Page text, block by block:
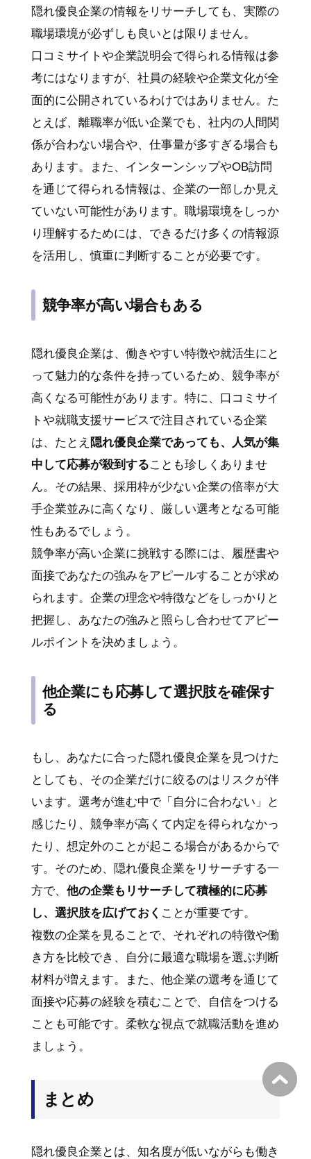
隠れ優良企業の情報をリサーチしても、実際の
職場環境が必ずしも良いとは限りません。
口コミサイトや企業説明会で得られる情報は参
考にはなりますが、社員の経験や企業文化が全
面的に公開されているわけではありません。た
とえば、離職率が低い企業でも、社内の人間関
係が合わない場合や、仕事量が多すぎる場合も
あります。また、インターンシップやOB訪問
を通じて得られる情報は、企業の一部しか見え
ていない可能性があります。職場環境をしっか
り理解するためには、できるだけ多くの情報源
を活用し、慎重に判断することが必要です。
競争率が高い場合もある
隠れ優良企業は、働きやすい特徴や就活生にと
って魅力的な条件を持っているため、競争率が
高くなる可能性があります。特に、口コミサイ
トや就職支援サービスで注目されている企業
は、たとえ 隠れ優良企業であっても、人気が集
中して応募が殺到することも珍しくありませ
ん。その結果、採用枠が少ない企業の倍率が大
手企業並みに高くなり、厳しい選考となる可能
性もあるでしょう。
競争率が高い企業に挑戦する際には、履歴書や
面接であなたの強みをアピールすることが求め
られます。企業の理念や特徴などをしっかりと
把握し、あなたの強みと照らし合わせてアピー
ルポイントを決めましょう。
他企業にも応募して選択肢を確保す
る
もし、あなたに合った隠れ優良企業を見つけた
としても、その企業だけに絞るのはリスクが伴
います。選考が進む中で「自分に合わない」と
感じたり、競争率が高くて内定を得られなかっ
たり、想定外のことが起こる場合があるからで
す。そのため、隠れ優良企業をリサーチする一
方で、 他の企業もリサーチして積極的に応募
し、選択肢を広げておく ことが重要です。
複数の企業を見ることで、それぞれの特徴や働
き方を比較でき、自分に最適な職場を選ぶ判断
材料が増えます。また、他企業の選考を通じて
面接や応募の経験を積むことで、自信をつける
ことも可能です。柔軟な視点で就職活動を進め
ましょう。
まとめ
隠れ優良企業とは、知名度が低いながらも働き